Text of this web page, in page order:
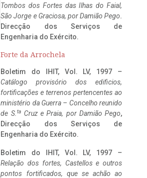
Tombos dos Fortes das Ilhas do Faial,
São Jorge e Graciosa, por Damião Pego.
Direcção dos Serviços de
Engenharia do Exército.
Forte da Arrochela
Boletim do IHIT, Vol. LV, 1997 –
Catálogo provisório dos edificios,
fortificações e terrenos pertencentes ao
ministério da Guerra – Concelho reunido
de S. ta Cruz e Praia, por Damião Pego,
Direcção dos Serviços de
Engenharia do Exército.
Boletim do IHIT, Vol. LV, 1997 –
Relação dos fortes, Castellos e outros
pontos fortificados, que se achão ao